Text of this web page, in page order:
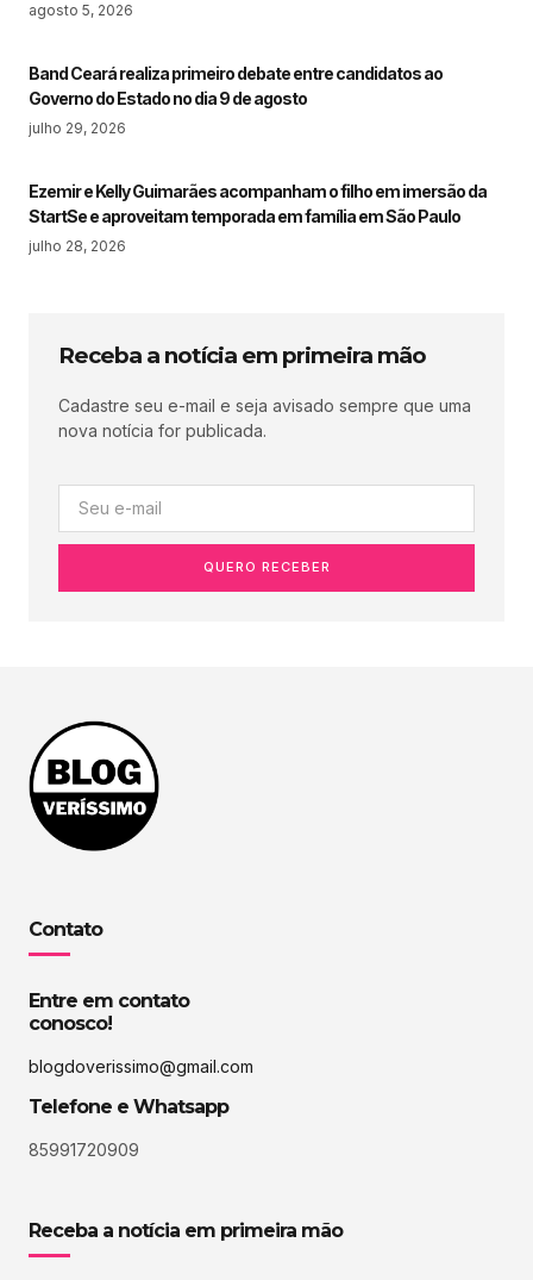
agosto 5, 2026
Band Ceará realiza primeiro debate entre candidatos ao
Governo do Estado no dia 9 de agosto
julho 29, 2026
Ezemir e Kelly Guimarães acompanham o filho em imersão da
StartSe e aproveitam temporada em família em São Paulo
julho 28, 2026
Receba a notícia em primeira mão
Cadastre seu e-mail e seja avisado sempre que uma
nova notícia for publicada.
QUERO RECEBER
Contato
Entre em contato
conosco!
blogdoverissimo@gmail.com
Telefone e Whatsapp
85991720909
Receba a notícia em primeira mão